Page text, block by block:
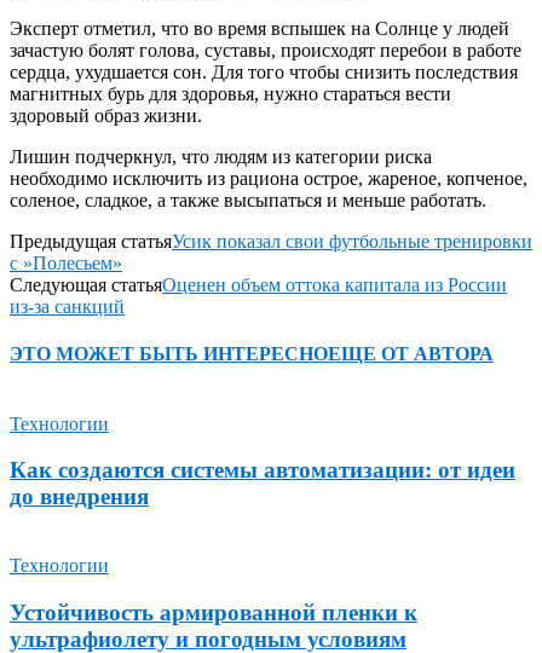
Эксперт отметил, что во время вспышек на Солнце у людей
зачастую болят голова, суставы, происходят перебои в работе
сердца, ухудшается сон. Для того чтобы снизить последствия
магнитных бурь для здоровья, нужно стараться вести
здоровый образ жизни.
Лишин подчеркнул, что людям из категории риска
необходимо исключить из рациона острое, жареное, копченое,
соленое, сладкое, а также высыпаться и меньше работать.
Предыдущая статьяУсик показал свои футбольные тренировки
с »Полесьем»
Следующая статьяОценен объем оттока капитала из России
из-за санкций
ЭТО МОЖЕТ БЫТЬ ИНТЕРЕСНОЕЩЕ ОТ АВТОРА
Технологии
Как создаются системы автоматизации: от идеи
до внедрения
Технологии
Устойчивость армированной пленки к
ультрафиолету и погодным условиям